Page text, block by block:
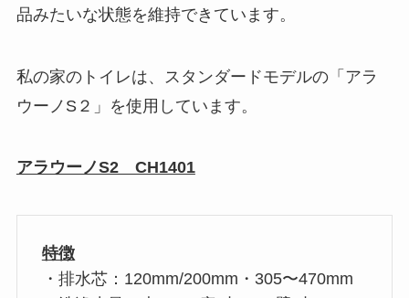
品みたいな状態を維持できています。
私の家のトイレは、スタンダードモデルの「アラ
ウーノS２」を使用しています。
アラウーノS2 CH1401
特徴
・排水芯：120mm/200mm・305〜470mm